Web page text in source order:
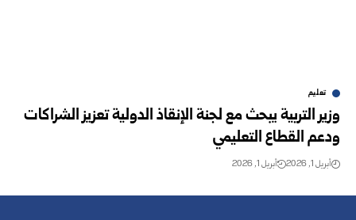
تعليم
وزير التربية يبحث مع لجنة الإنقاذ الدولية تعزيز الشراكات
ودعم القطاع التعليمي
أبريل 1, 2026 أبريل 1, 2026